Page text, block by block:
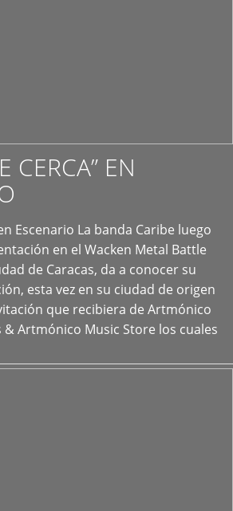
CERCA” EN
Escenario La banda Caribe luego
en el Wacken Metal Battle
de Caracas, da a conocer su
esta vez en su ciudad de origen
que recibiera de Artmónico
& Artmónico Music Store los cuales
+